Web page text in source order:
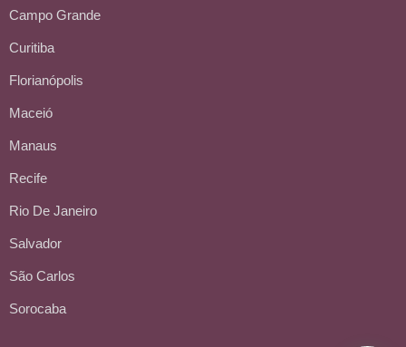
Campo Grande
Curitiba
Florianópolis
Maceió
Manaus
Recife
Rio De Janeiro
Salvador
São Carlos
Sorocaba